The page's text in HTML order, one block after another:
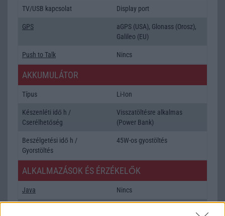
TV/USB kapcsolat Display port
GPS
aGPS (USA), Glonass (Orosz),
Galileo (EU)
Push to Talk Nincs
AKKUMULÁTOR
Típus Li-Ion
Készenléti idő h /
Cserélhetőség
Visszatöltésre alkalmas
(Power Bank)
Beszélgetési idő h /
Gyorstöltés
45W-os gyostöltés
ALKALMAZÁSOK ÉS ÉRZÉKELŐK
Java Nincs